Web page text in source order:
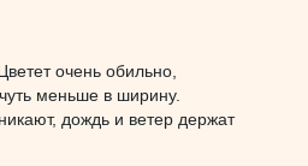
очень обильно,
меньше в ширину.
дождь и ветер держат